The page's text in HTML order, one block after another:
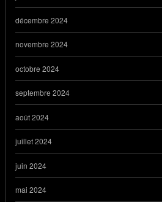
décembre 2024
novembre 2024
octobre 2024
septembre 2024
août 2024
juillet 2024
juin 2024
mai 2024